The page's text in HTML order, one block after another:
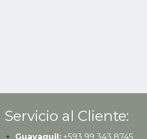
Servicio al Cliente:
Guayaquil:+593 99 343 8745